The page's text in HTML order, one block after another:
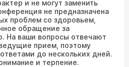
и не могут заменить
не предназначена
проблем со здоровьем,
обращение за
На ваши вопросы отвечают
прием, поэтому
до нескольких дней.
и терпение.